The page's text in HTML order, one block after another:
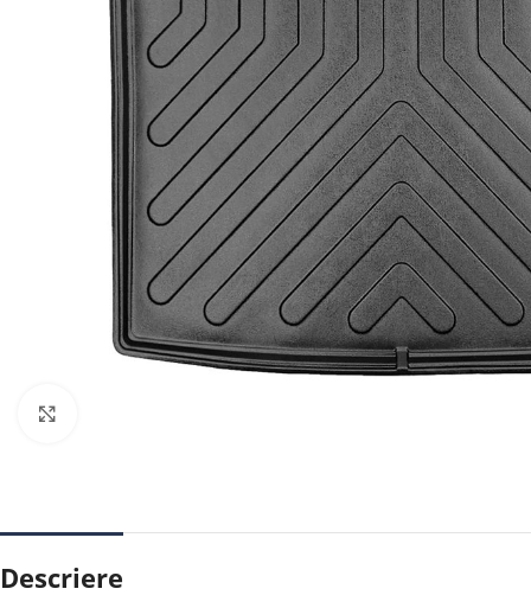
Descriere